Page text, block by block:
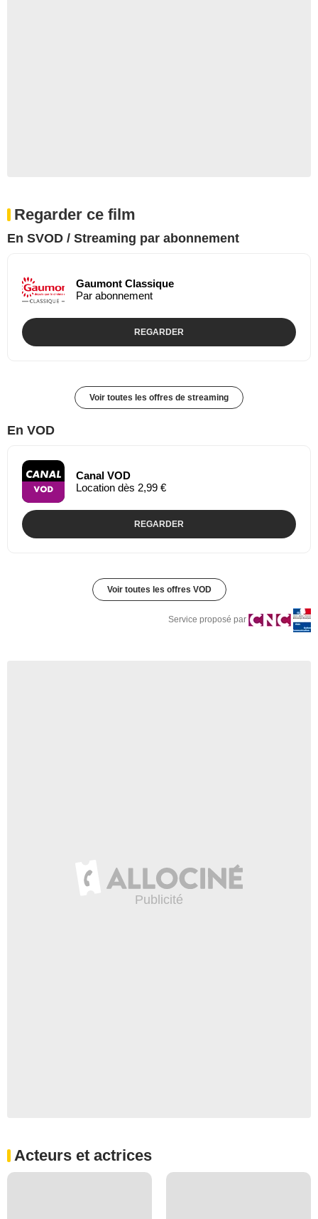
Regarder ce film
En SVOD / Streaming par abonnement
Gaumont Classique
Par abonnement
REGARDER
Voir toutes les offres de streaming
En VOD
Canal VOD
Location dès 2,99 €
REGARDER
Voir toutes les offres VOD
Service proposé par
Acteurs et actrices